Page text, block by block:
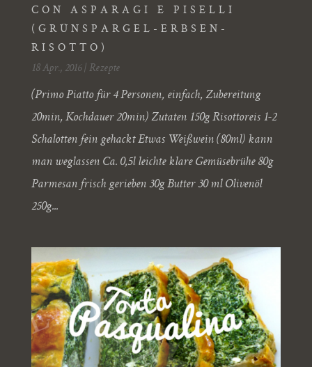
CON ASPARAGI E PISELLI
(GRÜNSPARGEL-ERBSEN-
RISOTTO)
18 Apr., 2016| Rezepte
(Primo Piatto für 4 Personen, einfach, Zubereitung
20min, Kochdauer 20min) Zutaten 150g Risottoreis 1-2
Schalotten fein gehackt Etwas Weißwein (80ml) kann
man weglassen Ca. 0,5l leichte klare Gemüsebrühe 80g
Parmesan frisch gerieben 30g Butter 30 ml Olivenöl
250g...